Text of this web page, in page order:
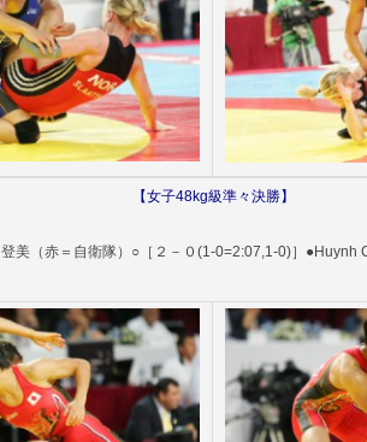
【女子48kg級準々決勝】
美（赤＝自衛隊）○［２－０(1-0=2:07,1-0)］●Huynh